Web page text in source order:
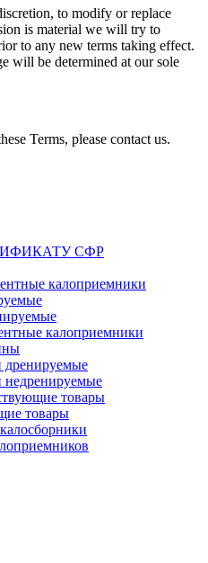
to modify or replace
is material we will try to
to any new terms taking effect.
will be determined at our sole
Terms, please contact us.
СФР
калоприемники
калоприемники
товары
товары